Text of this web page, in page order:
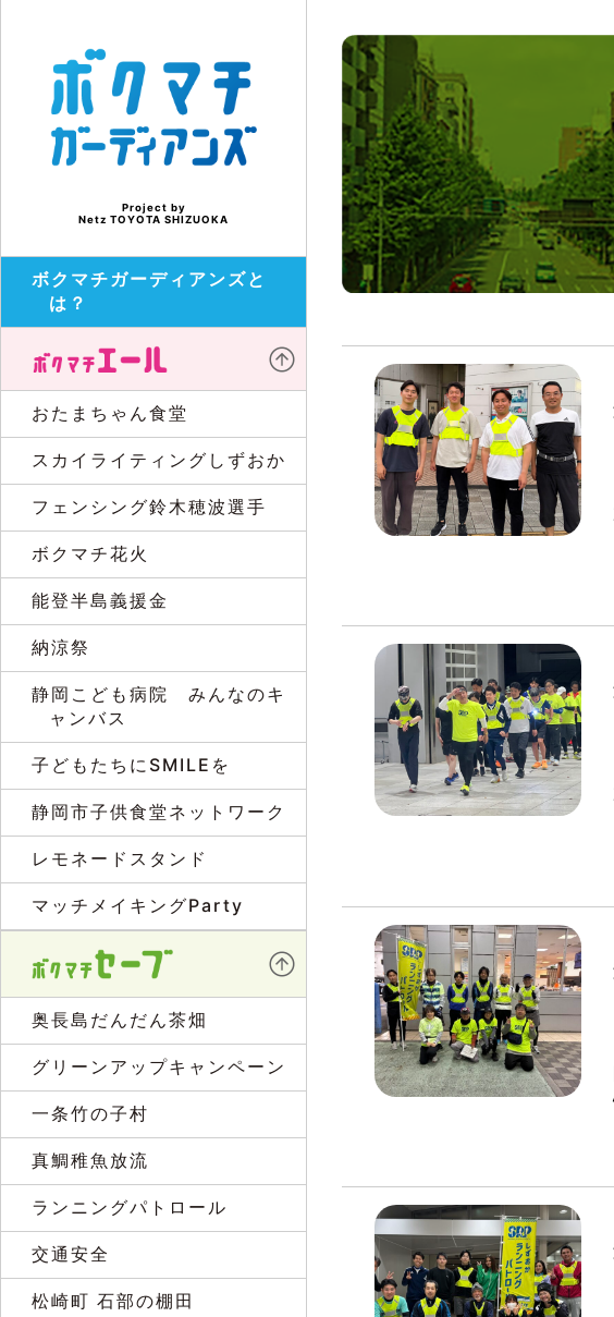
Project by
Netz TOYOTA SHIZUOKA
ボクマチガーディアンズと
は？
おたまちゃん食堂
スカイライティングしずおか
フェンシング鈴木穂波選手
ボクマチ花火
能登半島義援金
納涼祭
静岡こども病院 みんなのキ
ャンバス
子どもたちにSMILEを
静岡市子供食堂ネットワーク
レモネードスタンド
マッチメイキングParty
奥長島だんだん茶畑
グリーンアップキャンペーン
一条竹の子村
真鯛稚魚放流
ランニングパトロール
交通安全
松崎町 石部の棚田